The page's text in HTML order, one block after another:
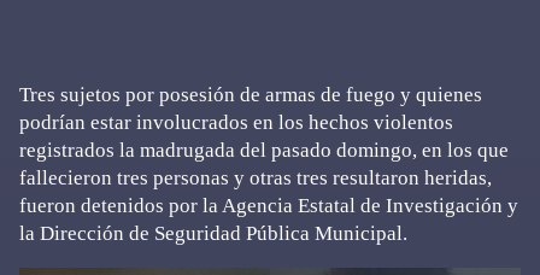
Tres sujetos por posesión de armas de fuego y quienes
podrían estar involucrados en los hechos violentos
registrados la madrugada del pasado domingo, en los que
fallecieron tres personas y otras tres resultaron heridas,
fueron detenidos por la Agencia Estatal de Investigación y
la Dirección de Seguridad Pública Municipal.